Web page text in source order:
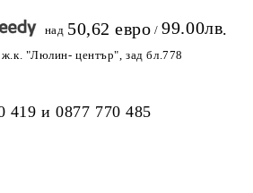
.Безплатна доставка със
над 50,62 евро / 99.00лв
"Люлин- център", зад бл.778
419 и0877 770 485